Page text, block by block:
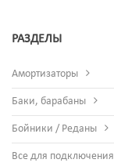
РАЗДЕЛЫ
Амортизаторы
Баки, барабаны
Бойники / Реданы
Все для подключения